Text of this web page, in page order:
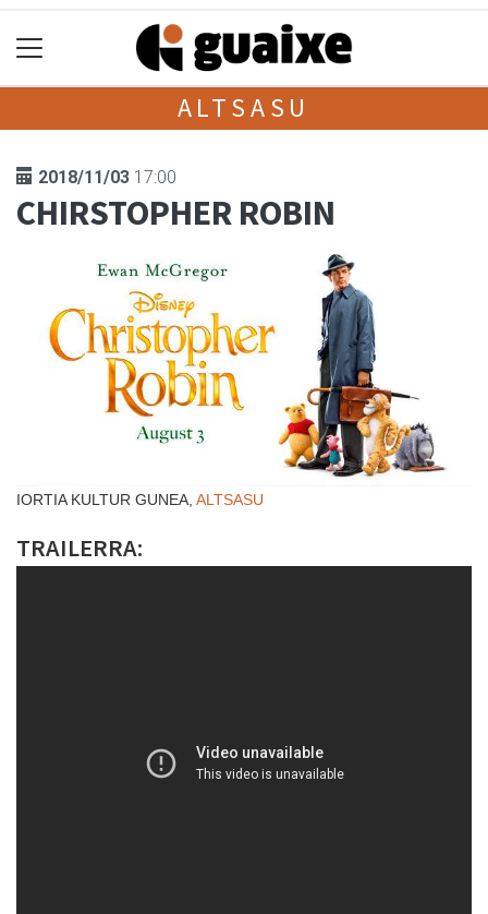
ALTSASU
2018/11/03 17:00
CHIRSTOPHER ROBIN
IORTIA KULTUR GUNEA, ALTSASU
TRAILERRA: